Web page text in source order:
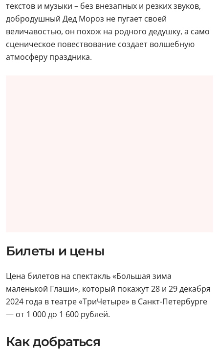
текстов и музыки – без внезапных и резких звуков,
добродушный Дед Мороз не пугает своей
величавостью, он похож на родного дедушку, а само
сценическое повествование создает волшебную
атмосферу праздника.
Билеты и цены
Цена билетов на спектакль «Большая зима
маленькой Глаши», который покажут 28 и 29 декабря
2024 года в театре «ТриЧетыре» в Санкт-Петербурге
— от 1 000 до 1 600 рублей.
Как добраться